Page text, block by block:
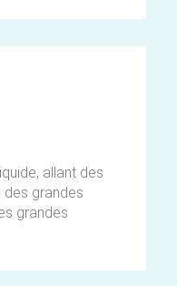
allant des
des grandes
grandes